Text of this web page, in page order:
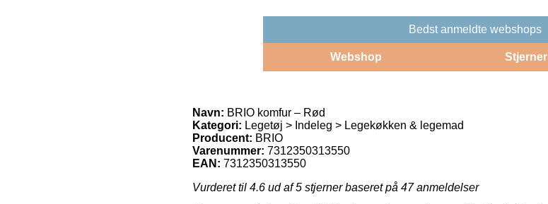
Bedst anmeldte webshops
Webshop Stjerner
Navn: BRIO komfur – Rød
Kategori: Legetøj > Indeleg > Legekøkken & legemad
Producent: BRIO
Varenummer: 7312350313550
EAN: 7312350313550
Vurderet til 4.6 ud af 5 stjerner baseret på 47anmeldelser